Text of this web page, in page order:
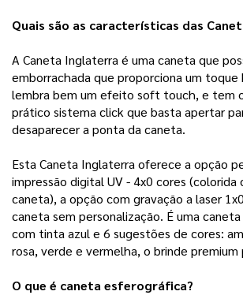
Quais são as características das
A Caneta Inglaterra é uma caneta que
emborrachada que proporcionaum toque
lembra bem um efeito soft touch, e tem
prático sistema click que basta apertar
desaparecer a ponta da caneta.
Esta Caneta Inglaterra oferece a opção
impressão digital UV - 4x0 cores (colorida
caneta), a opção com gravação a laser
caneta sem personalização. É uma
com tinta azul e 6 sugestões de cores:
rosa, verde e vermelha, o brinde
O que é caneta esferográfica?